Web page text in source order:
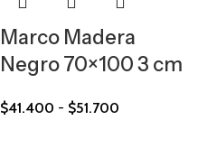
Marco Madera
Negro 70×100 3 cm
$41.400 - $51.700